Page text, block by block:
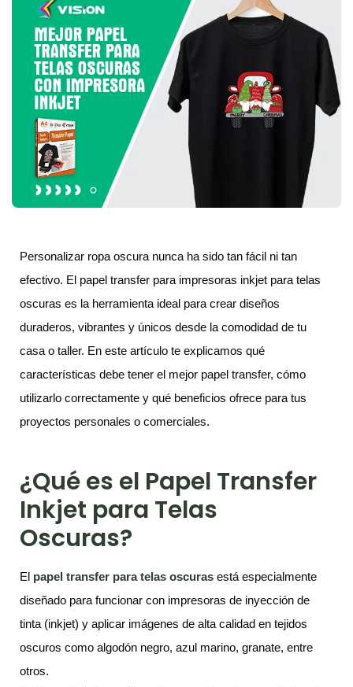
Personalizar ropa oscura nunca ha sido tan fácil ni tan
efectivo. El papel transfer para impresoras inkjet para telas
oscuras es la herramienta ideal para crear diseños
duraderos, vibrantes y únicos desde la comodidad de tu
casa o taller. En este artículo te explicamos qué
características debe tener el mejor papel transfer, cómo
utilizarlo correctamente y qué beneficios ofrece para tus
proyectos personales o comerciales.
¿Qué es el Papel Transfer
Inkjet para Telas
Oscuras?
El papel transfer para telas oscuras está especialmente
diseñado para funcionar con impresoras de inyección de
tinta (inkjet) y aplicar imágenes de alta calidad en tejidos
oscuros como algodón negro, azul marino, granate, entre
otros.